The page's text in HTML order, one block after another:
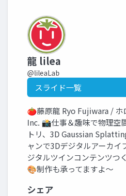
龍 lilea
@lileaLab
スライド一覧
🍅藤原龍 Ryo Fujiwara /
Inc. 📸仕事＆趣味で物理空
トリ、3D Gaussian
ャンで3Dデジタルアーカイ
ジタルツインコンテンツつ
🎨制作も承ってますよ～
シェア